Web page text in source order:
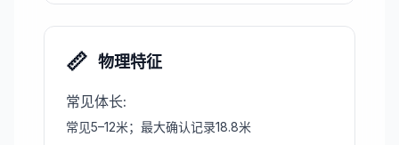
📏 物理特征
常见体长:
常见5–12米；最大确认记录18.8米